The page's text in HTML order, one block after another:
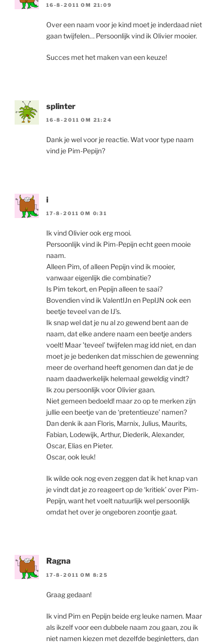
16-8-2011 OM 21:09
Over een naam voor je kind moet je inderdaad niet
gaan twijfelen… Persoonlijk vind ik Olivier mooier.
Succes met het maken van een keuze!
splinter
16-8-2011 OM 21:24
Dank je wel voor je reactie. Wat voor type naam
vind je Pim-Pepijn?
i
17-8-2011 OM 0:31
Ik vind Olivier ook erg mooi.
Persoonlijk vind ik Pim-Pepijn echt geen mooie
naam.
Alleen Pim, of alleen Pepijn vind ik mooier,
vanwaar eigenlijk die combinatie?
Is Pim tekort, en Pepijn alleen te saai?
Bovendien vind ik ValentIJn en PepIJN ook een
beetje teveel van de IJ’s.
Ik snap wel dat je nu al zo gewend bent aan de
naam, dat elke andere naam een beetje anders
voelt! Maar ’teveel’ twijfelen mag idd niet, en dan
moet je je bedenken dat misschien de gewenning
meer de overhand heeft genomen dan dat je de
naam daadwerkelijk helemaal geweldig vindt?
Ik zou persoonlijk voor Olivier gaan.
Niet gemeen bedoeld! maar zo op te merken zijn
jullie een beetje van de ‘pretentieuze’ namen?
Dan denk ik aan Floris, Marnix, Julius, Maurits,
Fabian, Lodewijk, Arthur, Diederik, Alexander,
Oscar, Elias en Pieter.
Oscar, ook leuk!
Ik wilde ook nog even zeggen dat ik het knap van
je vindt dat je zo reageert op de ‘kritiek’ over Pim-
Pepijn, want het voelt natuurlijk wel persoonlijk
omdat het over je ongeboren zoontje gaat.
Ragna
17-8-2011 OM 8:25
Graag gedaan!
Ik vind Pim en Pepijn beide erg leuke namen. Maar
als ikzelf voor een dubbele naam zou gaan, zou ik
niet namen kiezen met dezelfde beginletters, dan